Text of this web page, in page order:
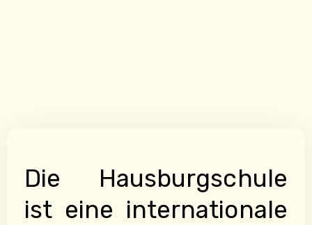
Die Hausburgschule
ist eine internationale